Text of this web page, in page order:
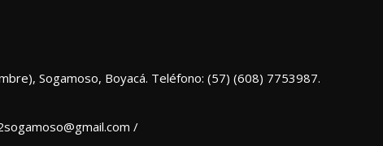
Sogamoso, Boyacá. Teléfono: (57) (608) 7753987.
/